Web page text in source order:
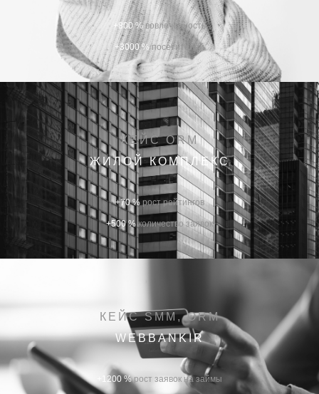
+800 %вовлеченность
+3000 %посетителей
КЕЙС ORM
ЖИЛОЙ КОМПЛЕКС
+70 %рост рейтингов
+500 % количество заявок
КЕЙС SMM, ORM
WEBBANKIR
+1200 %рост заявок на займы